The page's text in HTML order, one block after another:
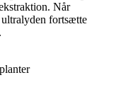
Når
fortsætte